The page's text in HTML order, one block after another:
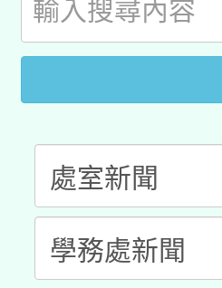
用水績優
桃園市孔
開 智慧啟
2026年桃